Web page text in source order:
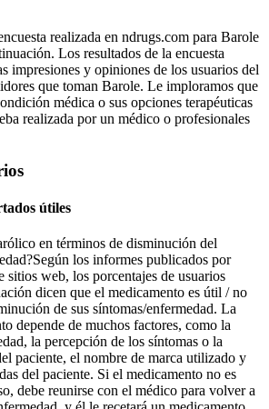
realizada en ndrugs.com para Barole
Los resultados de la encuesta
impresiones y opiniones de los usuarios del
que toman Barole. Le imploramos que
médica o sus opciones terapéuticas
realizada por un médico o profesionales
útiles
en términos de disminución del
los informes publicados por
sitios web, los porcentajes de usuarios
dicen que el medicamento es útil / no
de sus síntomas/enfermedad. La
depende de muchos factores, como la
la percepción de los síntomas o la
paciente, el nombre de marca utilizado y
del paciente. Si el medicamento no es
debe reunirse con el médico para volver a